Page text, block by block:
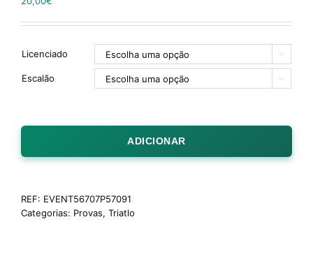
Licenciado 
Escalão 
ADICIONAR
REF: EVENT56707P57091
Categorias: Provas, Triatlo